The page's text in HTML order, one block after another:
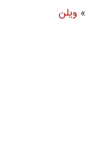
» ویلن